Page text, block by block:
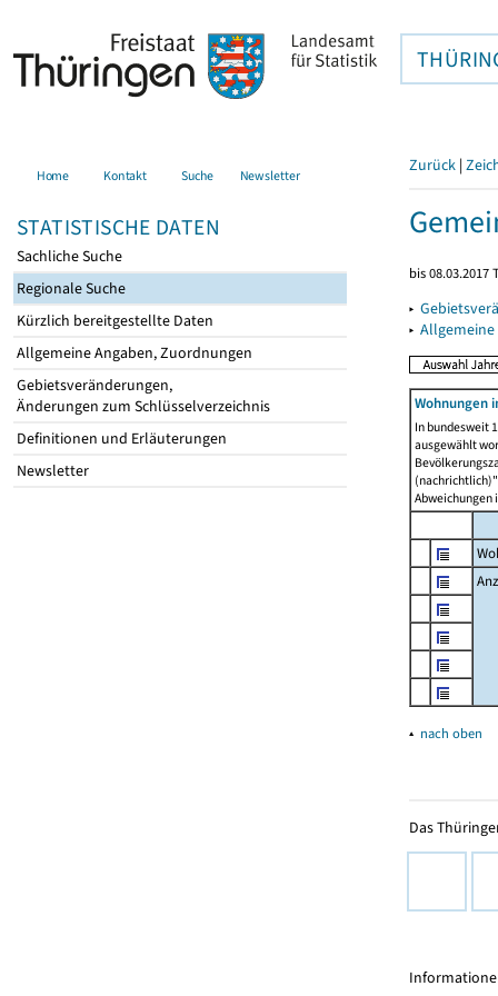
Home Kontakt Suche Newsletter
STATISTISCHE DATEN
Sachliche Suche
Regionale Suche
Kürzlich bereitgestellte Daten
Allgemeine Angaben, Zuordnungen
Gebietsveränderungen,
Änderungen zum Schlüsselverzeichnis
Definitionen und Erläuterungen
Newsletter
Zurück |
bis 08.03.2017
▸
▸
Wohnungen
In bundesweit
ausgewählt
Abweichungen
▴ nach oben
Das